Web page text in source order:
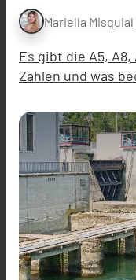
Mariella Misquial
Es gibt die A5,
Zahlen und was